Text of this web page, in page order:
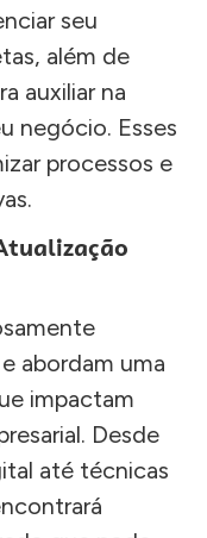
seu
além de
auxiliar na
negócio. Esses
processos e
abordam uma
impactam
Desde
até técnicas